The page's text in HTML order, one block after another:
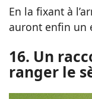
En la fixant à
auront enfin un
16. Un
ranger le